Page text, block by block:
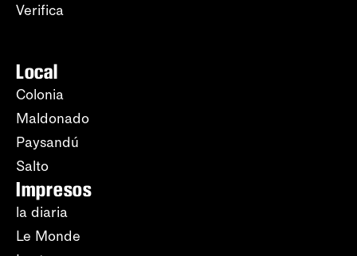
Verifica
Local
Colonia
Maldonado
Paysandú
Salto
Impresos
la diaria
Le Monde